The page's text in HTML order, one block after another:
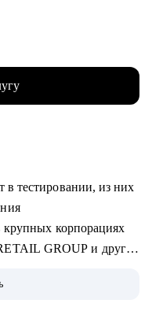
в тестировании, из них
крупных корпорациях
GROUP и другие